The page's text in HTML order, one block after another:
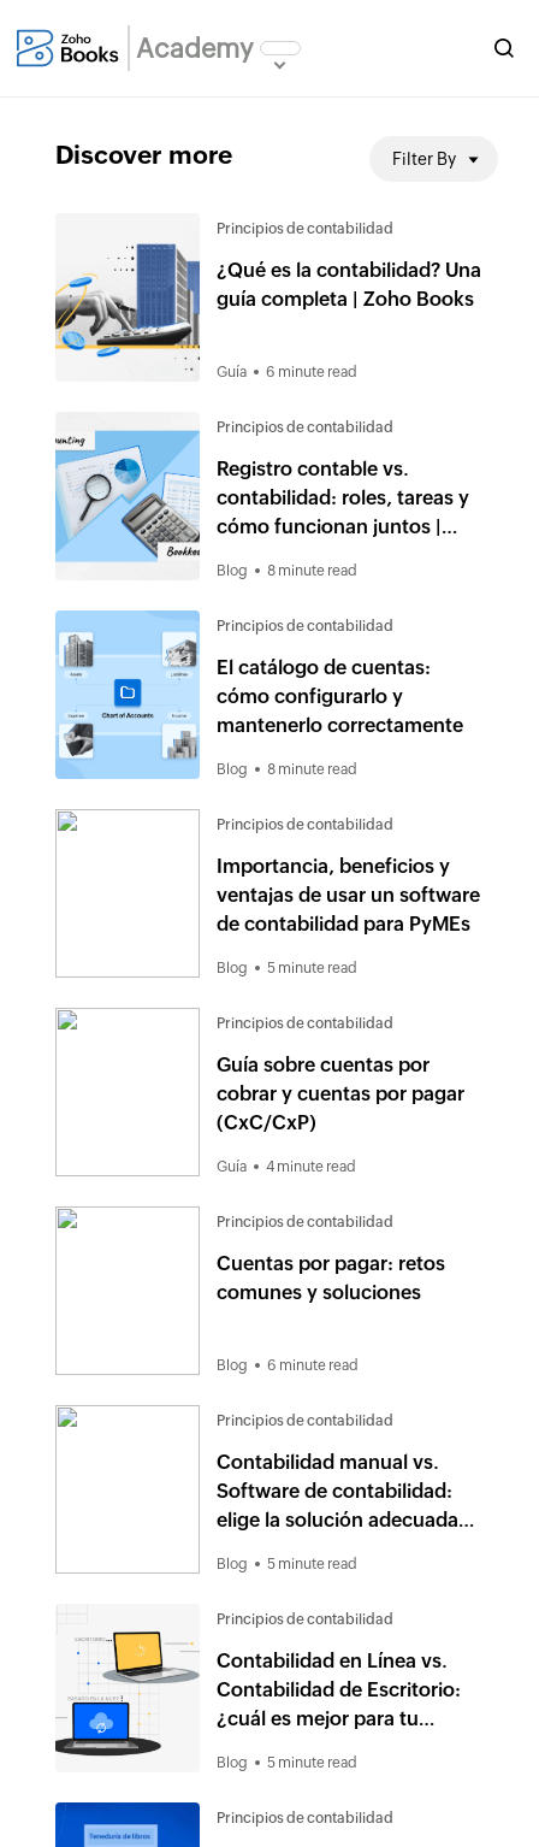
Academy
Discover more Filter By
Principios de contabilidad
¿Qué es la contabilidad? Una
guía completa | Zoho Books
Guía 6 minute read
Principios de contabilidad
Registro contable vs.
contabilidad: roles, tareas y
cómo funcionan juntos |
Blog 8 minute read
Principios de contabilidad
El catálogo de cuentas:
cómo configurarlo y
mantenerlo correctamente
Blog 8 minute read
Principios de contabilidad
Importancia, beneficios y
ventajas de usar un software
de contabilidad para PyMEs
Blog 5 minute read
Principios de contabilidad
Guía sobre cuentas por
cobrar y cuentas por pagar
(CxC/CxP)
Guía 4 minute read
Principios de contabilidad
Cuentas por pagar: retos
comunes y soluciones
Blog 6 minute read
Principios de contabilidad
Contabilidad manual vs.
Software de contabilidad:
elige la solución adecuada
Blog 5 minute read
Principios de contabilidad
Contabilidad en Línea vs.
Contabilidad de Escritorio:
¿cuál es mejor para tu
Blog 5 minute read
Principios de contabilidad